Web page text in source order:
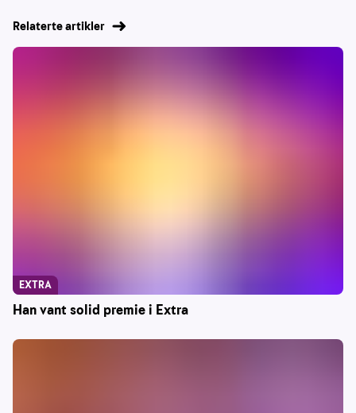
Relaterte artikler
Han vant solid premie i Extra
EXTRA